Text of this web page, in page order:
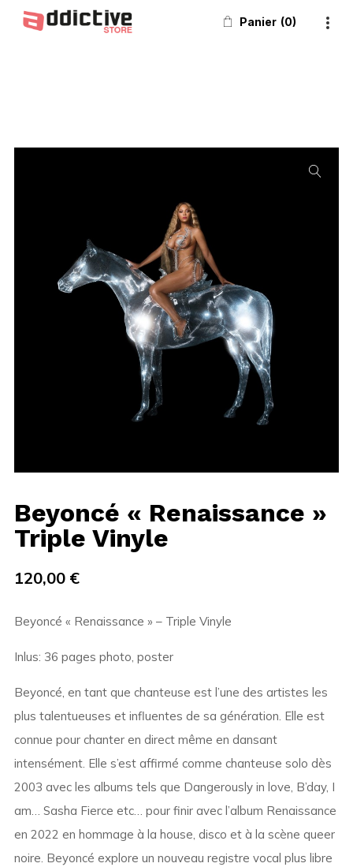
Panier 0
Beyoncé « Renaissance »
Triple Vinyle
120,00 €
Beyoncé « Renaissance » – Triple Vinyle
Inlus: 36 pages photo, poster
Beyoncé, en tant que chanteuse est l’une des artistes les
plus talentueuses et influentes de sa génération. Elle est
connue pour chanter en direct même en dansant
intensément. Elle s’est affirmé comme chanteuse solo dès
2003 avec les albums tels que Dangerously in love, B’day, I
am… Sasha Fierce etc… pour finir avec l’album Renaissance
en 2022 en hommage à la house, disco et à la scène queer
noire. Beyoncé explore un nouveau registre vocal plus libre